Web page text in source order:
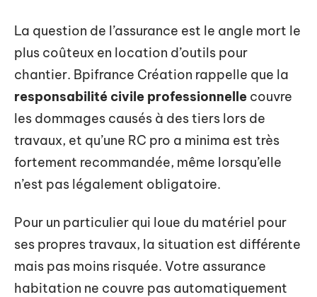
La question de l’assurance est le angle mort le
plus coûteux en location d’outils pour
chantier. Bpifrance Création rappelle que la
responsabilité civile professionnelle couvre
les dommages causés à des tiers lors de
travaux, et qu’une RC pro a minima est très
fortement recommandée, même lorsqu’elle
n’est pas légalement obligatoire.
Pour un particulier qui loue du matériel pour
ses propres travaux, la situation est différente
mais pas moins risquée. Votre assurance
habitation ne couvre pas automatiquement